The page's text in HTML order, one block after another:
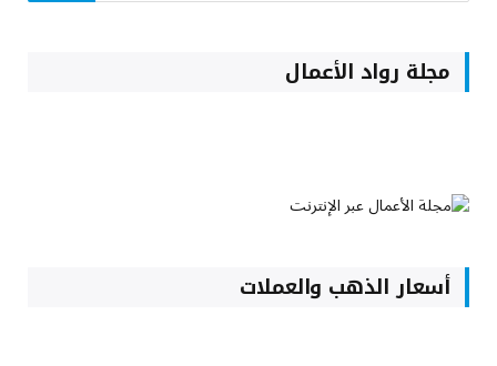
مجلة رواد الأعمال
أسعار الذهب والعملات